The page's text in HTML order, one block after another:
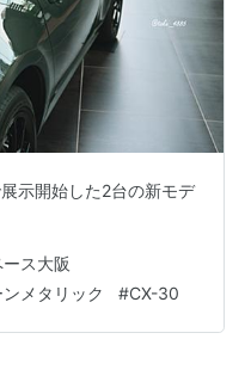
示開始した2台の新モデ
ス大阪
メタリック #CX-30